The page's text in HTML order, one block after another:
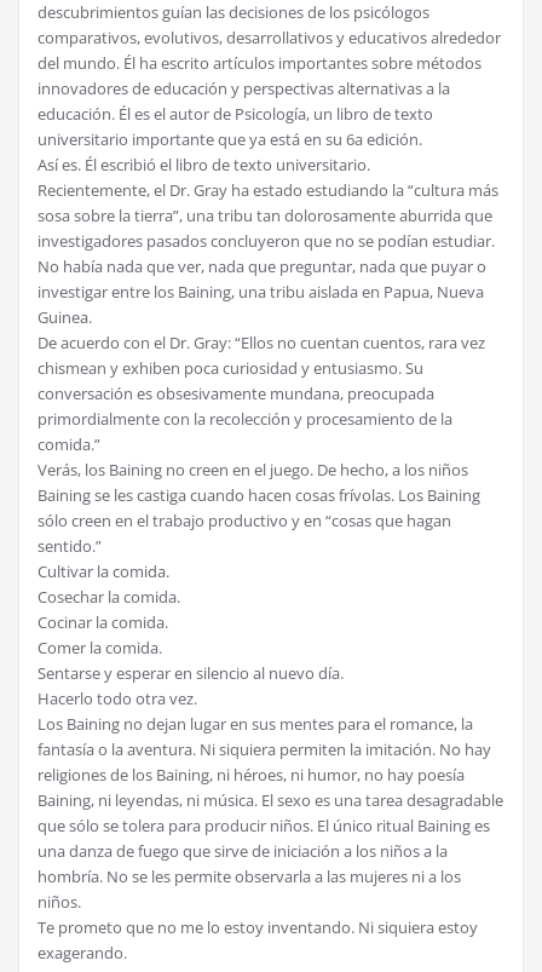
descubrimientos guían las decisiones de los psicólogos
comparativos, evolutivos, desarrollativos y educativos alrededor
del mundo. Él ha escrito artículos importantes sobre métodos
innovadores de educación y perspectivas alternativas a la
educación. Él es el autor de Psicología, un libro de texto
universitario importante que ya está en su 6a edición.
Así es. Él escribió el libro de texto universitario.
Recientemente, el Dr. Gray ha estado estudiando la “cultura más
sosa sobre la tierra”, una tribu tan dolorosamente aburrida que
investigadores pasados concluyeron que no se podían estudiar.
No había nada que ver, nada que preguntar, nada que puyar o
investigar entre los Baining, una tribu aislada en Papua, Nueva
Guinea.
De acuerdo con el Dr. Gray: “Ellos no cuentan cuentos, rara vez
chismean y exhiben poca curiosidad y entusiasmo. Su
conversación es obsesivamente mundana, preocupada
primordialmente con la recolección y procesamiento de la
comida.”
Verás, los Baining no creen en el juego. De hecho, a los niños
Baining se les castiga cuando hacen cosas frívolas. Los Baining
sólo creen en el trabajo productivo y en “cosas que hagan
sentido.”
Cultivar la comida.
Cosechar la comida.
Cocinar la comida.
Comer la comida.
Sentarse y esperar en silencio al nuevo día.
Hacerlo todo otra vez.
Los Baining no dejan lugar en sus mentes para el romance, la
fantasía o la aventura. Ni siquiera permiten la imitación. No hay
religiones de los Baining, ni héroes, ni humor, no hay poesía
Baining, ni leyendas, ni música. El sexo es una tarea desagradable
que sólo se tolera para producir niños. El único ritual Baining es
una danza de fuego que sirve de iniciación a los niños a la
hombría. No se les permite observarla a las mujeres ni a los
niños.
Te prometo que no me lo estoy inventando. Ni siquiera estoy
exagerando.